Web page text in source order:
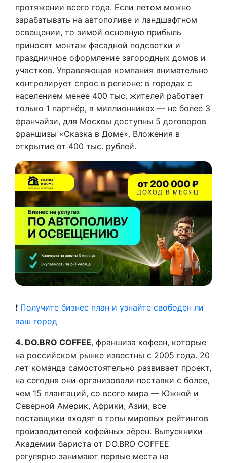
протяжении всего года. Если летом можно
зарабатывать на автополиве и ландшафтном
освещении, то зимой основную прибыль
приносят монтаж фасадной подсветки и
праздничное оформление загородных домов и
участков. Управляющая компания внимательно
контролирует спрос в регионе: в городах с
населением менее 400 тыс. жителей работает
только 1 партнёр, в миллионниках — не более 3
франчайзи, для Москвы доступны 5 договоров
франшизы «Сказка в Доме». Вложения в
открытие от 400 тыс. рублей.
❗ Получите бизнес план и узнайте свободен ли
ваш город
4. DO.BRO COFFEE, франшиза кофеен, которые
на российском рынке известны с 2005 года. 20
лет команда самостоятельно развивает проект,
на сегодня они организовали поставки с более,
чем 15 плантаций, со всего мира — Южной и
Северной Америк, Африки, Азии, все
поставщики входят в топы мировых рейтингов
производителей кофейных зёрен. Выпускники
Академии бариста от DO.BRO COFFEE
регулярно занимают первые места на